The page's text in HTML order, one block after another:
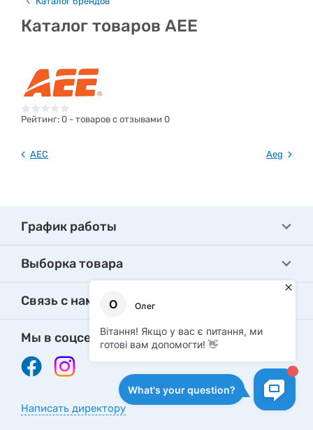
Каталог товаров AEE
Рейтинг: 0 - товаров с отзывами 0
AEC Aeg
График работы
Выборка товара
Связь с нами
Мы в соцсетях
Написать директору